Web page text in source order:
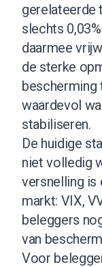
gerelateerde
slechts
daarmee
de sterke
bescherming
waardevol
stabiliseren.
De huidige
niet volledig
versnelling is
markt: VIX,
beleggers
van
Voor